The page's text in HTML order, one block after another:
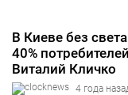
В Киеве без
40%
Виталий Кличко
4 года